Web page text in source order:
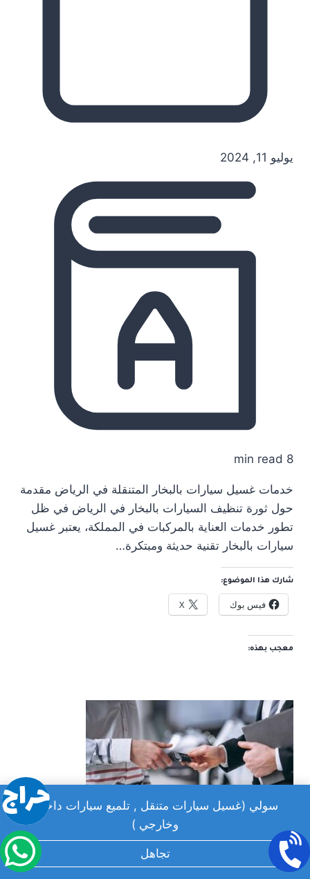
سولي (غسيل سيارات متنقل , تلميع سيارات داخلي
وخارجي )
تجاهل
يوليو 11, 2024
8 min read
خدمات غسيل سيارات بالبخار المتنقلة في الرياض مقدمة
حول ثورة تنظيف السيارات بالبخار في الرياض في ظل
تطور خدمات العناية بالمركبات في المملكة، يعتبر غسيل
سيارات بالبخار تقنية حديثة ومبتكرة…
شارك هذا الموضوع:
فيس بوك X
معجب بهذه:
أسرار التلميع والمنظفات وخدمات